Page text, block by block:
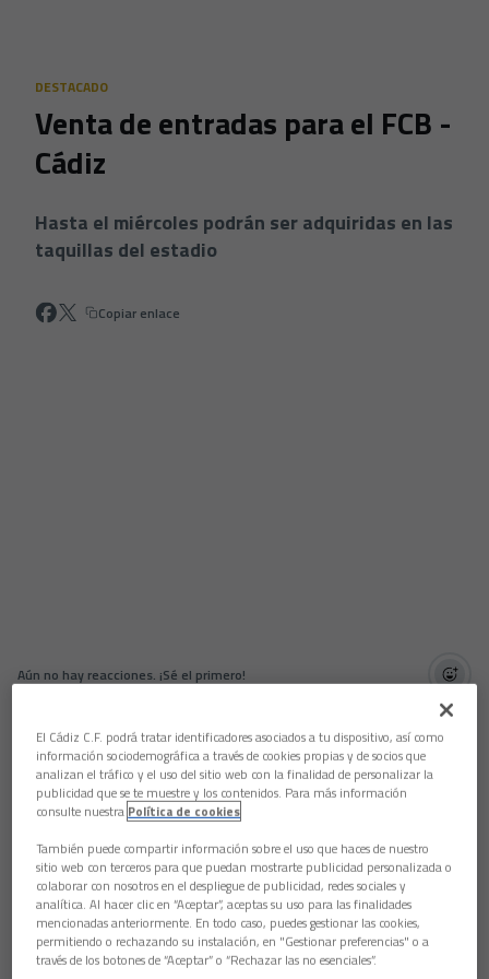
DESTACADO
Venta de entradas para el FCB -
Cádiz
Hasta el miércoles podrán ser adquiridas en las
taquillas del estadio
Copiar enlace
Aún no hay reacciones. ¡Sé el primero!
El Cádiz CF pone a disposición de sus abonados entradas para
el FC Barcelona - Cádiz CF del próximo lunes 18 de abril. Se
podrán adquirir un máximo de dos entradas por carnet, los
abonados podrán comprar las entradas para la grada deGol
Sub Nike 3 superiordesde este lunes a las 12:00 horas hasta
el miércoles a un precio de 39 euros. El horario de taquillas es
intensivo de 09:00 a 15:30 horas.
Las entradas solo se podrán adquirir físicamente en taquillas.
Además, existe la posibilidad de viajar con la Federación de
Peñas Cadistas (FPC) con un precio total de 150€ que incluye
desplazamiento y entrada. Para esta segunda opción, las
entradas deberán ser adquiridas enviando un correo a
El Cádiz C.F. podrá tratar identificadores asociados a tu dispositivo, así como
información sociodemográfica a través de cookies propias y de socios que
analizan el tráfico y el uso del sitio web con la finalidad de personalizar la
publicidad que se te muestre y los contenidos. Para más información
consulte nuestra Política de cookies
También puede compartir información sobre el uso que haces de nuestro
sitio web con terceros para que puedan mostrarte publicidad personalizada o
colaborar con nosotros en el despliegue de publicidad, redes sociales y
analítica. Al hacer clic en “Aceptar”, aceptas su uso para las finalidades
mencionadas anteriormente. En todo caso, puedes gestionar las cookies,
permitiendo o rechazando su instalación, en "Gestionar preferencias" o a
través de los botones de “Aceptar” o “Rechazar las no esenciales”.